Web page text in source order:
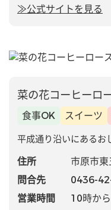
≫公式サイトを見る
菜の花コーヒーロ
食事OK スイーツ
平成通り沿いにあるお
住所
市原市
問合先
0436-
営業時間
10時か